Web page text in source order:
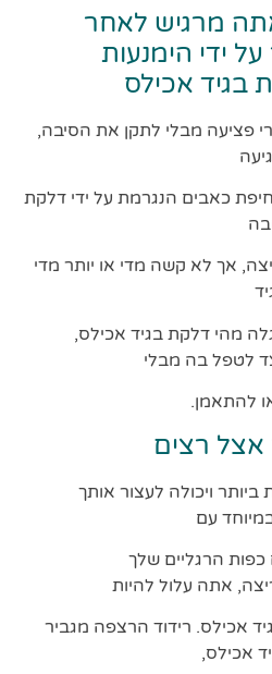
מרגיש לאחר
ידי הימנעות
בגיד אכילס
פציעה מבלי לתקן את הסיבה,
כאבים הנגרמת על ידי דלקת
אך לא קשה מדי או יותר מדי
מהי דלקת בגיד אכילס,
לטפל בה מבלי
להתאמן.
אצל רצים
ויכולה לעצור אותך
עם
כפות הרגליים שלך
אתה עלול להיות
אכילס. רידוד הרצפה מגביר
אכילס,